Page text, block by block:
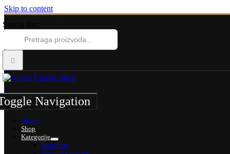
Skip to content
Search for:
Navigation
Akcija
Shop
Kategorije
Nalivpera